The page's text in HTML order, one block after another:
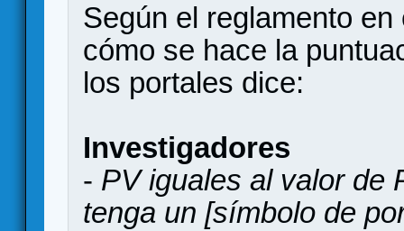
Según el reglamento
cómo se hace la
los portales dice:
Investigadores
- PV iguales al valor de
tenga un [símbolo de